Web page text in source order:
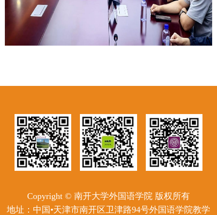
Copyright © 南开大学外国语学院 版权所有
地址：中国•天津市南开区卫津路94号外国语学院教学